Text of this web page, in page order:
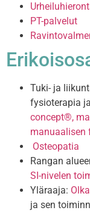
PT-palvelut
Tuki- ja
fysioterapia
concept®,
manuaalisen
Osteopatia
Rangan
SI-nivelen
Yläraaja:
ja sen